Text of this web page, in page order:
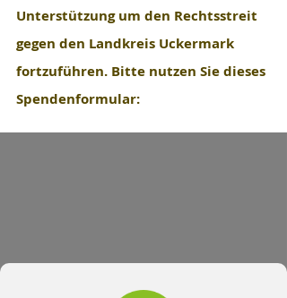
Unterstützung um den Rechtsstreit
gegen den Landkreis Uckermark
fortzuführen. Bitte nutzen Sie dieses
Spendenformular: